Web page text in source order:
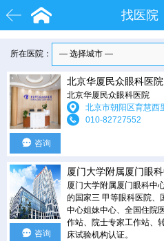
找医院
白内障 近视
院士 眼底病
所在医院：
咨询
北京华厦民众眼科医院
北京华厦民众眼科医院
北京市朝阳区育慧西
010-82727552
咨询
厦门大学附属厦门眼
厦门大学附属厦门眼科中
的国家三 甲等眼科医院、
中心姐妹中心、全国住院
作站、院士专家工作站、
床试验机构认证。